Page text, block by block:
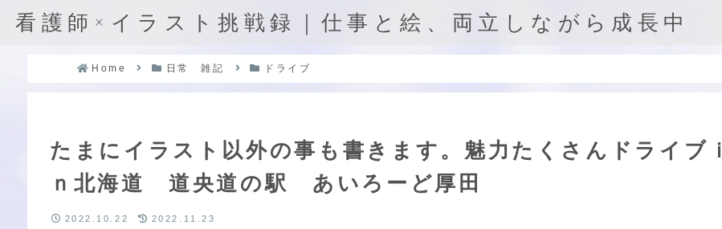
看護師×イラスト挑戦録｜仕事と絵、両立しながら成長中
Home 日常 雑記 ドライブ
たまにイラスト以外の事も書きます。魅力たくさんドライブｉ
ｎ北海道 道央道の駅 あいろーど厚田
2022.10.22 2022.11.23